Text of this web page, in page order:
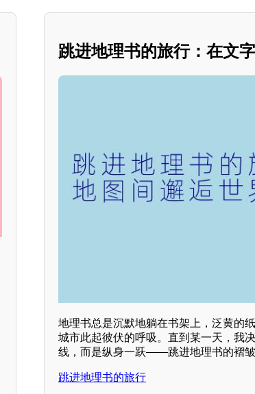
跳进地理书的旅行：在文
地理书总是沉默地躺在书架上，泛黄的
城市此起彼伏的呼吸。直到某一天，我
线，而是纵身一跃——跳进地理书的褶皱
跳进地理书的旅行